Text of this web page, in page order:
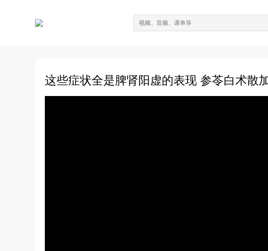
这些症状全是脾肾阳虚的表现 参苓白术散